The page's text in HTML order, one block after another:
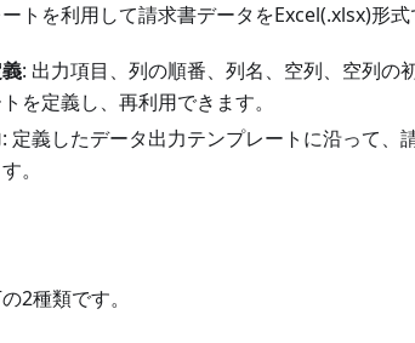
トを利用して請求書データをExcel(.xlsx)形
: 出力項目、列の順番、列名、空列、空列の
を定義し、再利用できます。
: 定義したデータ出力テンプレートに沿って、
。
2種類です。